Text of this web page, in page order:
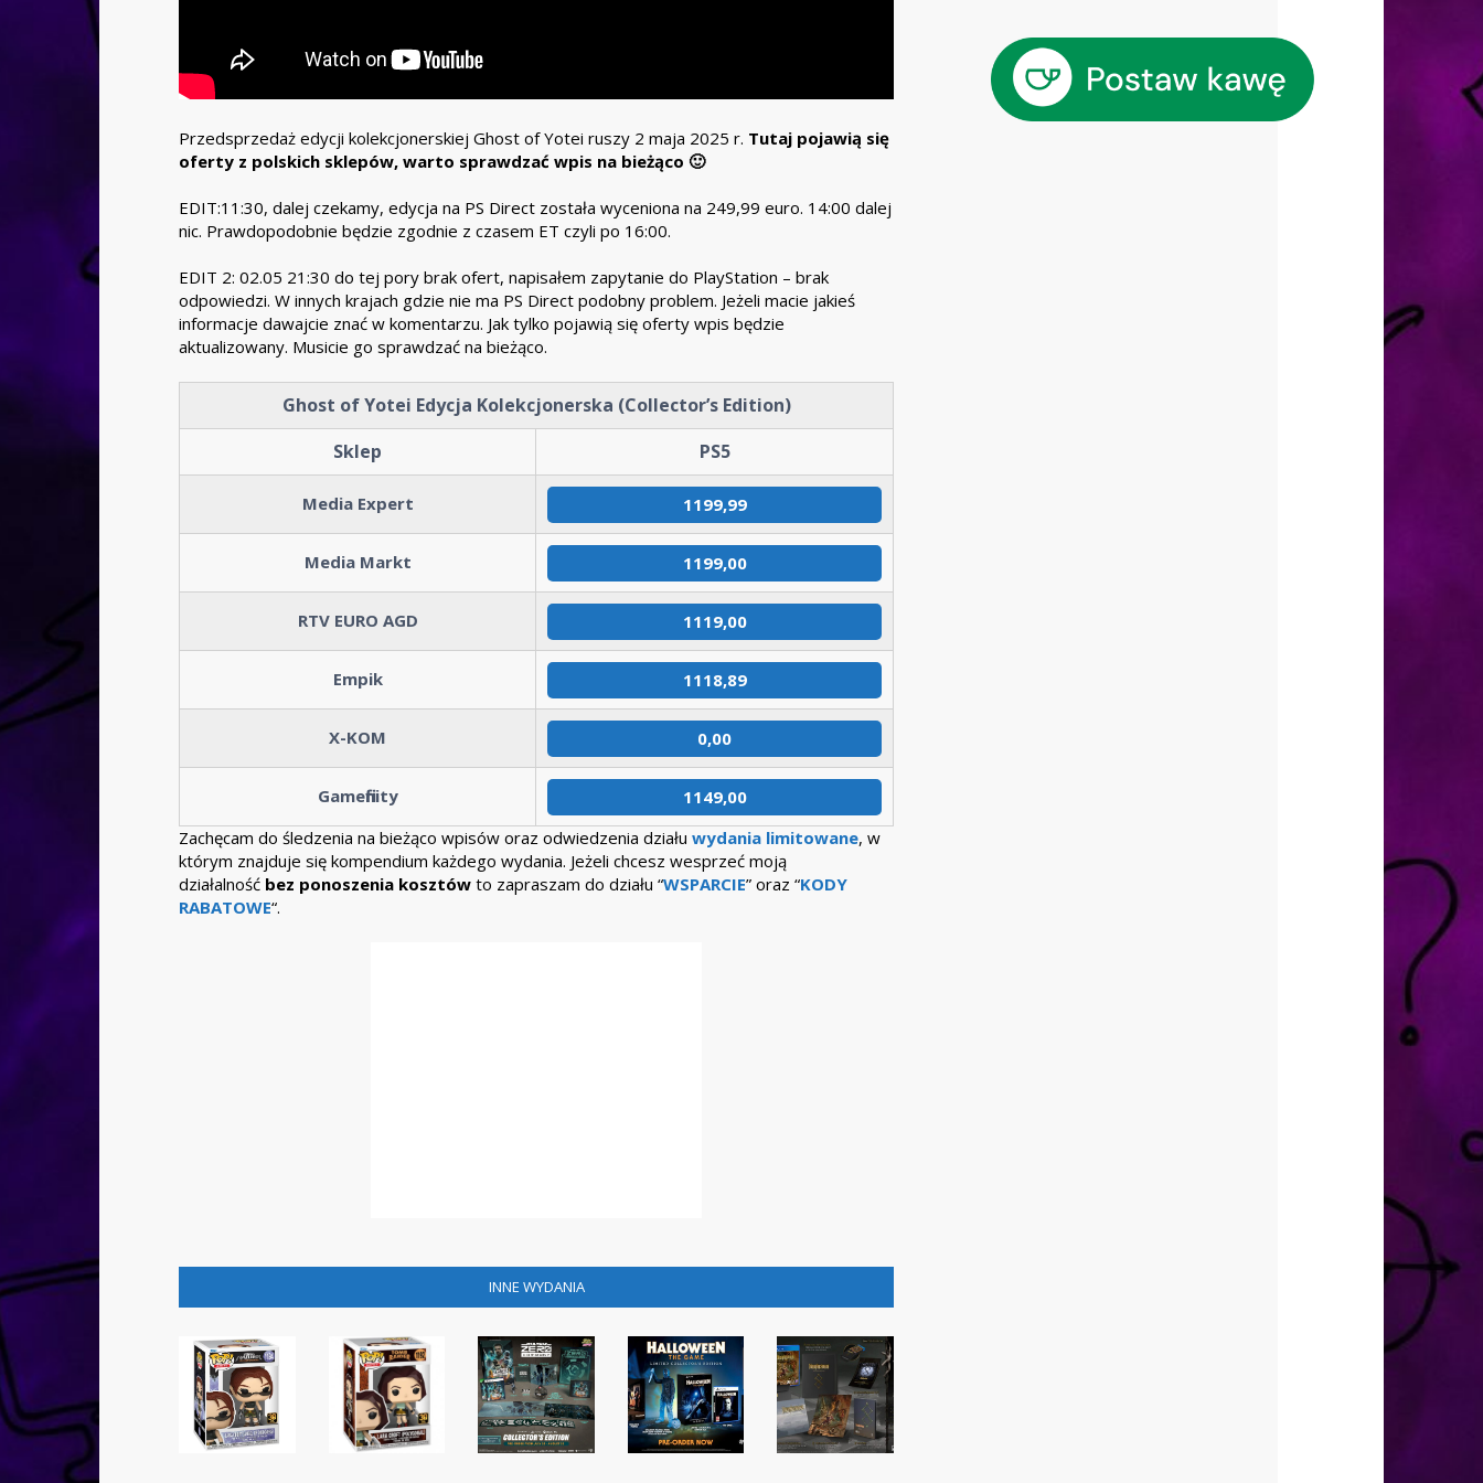
Przedsprzedaż edycji kolekcjonerskiej Ghost of Yotei ruszy 2 maja 2025 r. Tutaj pojawią się
oferty z polskich sklepów, warto sprawdzać wpis na bieżąco 🙂
EDIT:11:30, dalej czekamy, edycja na PS Direct została wyceniona na 249,99 euro. 14:00 dalej
nic. Prawdopodobnie będzie zgodnie z czasem ET czyli po 16:00.
EDIT 2: 02.05 21:30 do tej pory brak ofert, napisałem zapytanie do PlayStation – brak
odpowiedzi. W innych krajach gdzie nie ma PS Direct podobny problem. Jeżeli macie jakieś
informacje dawajcie znać w komentarzu. Jak tylko pojawią się oferty wpis będzie
aktualizowany. Musicie go sprawdzać na bieżąco.
Ghost of Yotei Edycja Kolekcjonerska (Collector’s Edition)
Sklep
PS5
Media Expert 1199,99
Media Markt 1199,00
RTV EURO AGD 1119,00
Empik 1118,89
X-KOM 0,00
Gamefinity
1149,00
Zachęcam do śledzenia na bieżąco wpisów oraz odwiedzenia działu wydania limitowane, w
którym znajduje się kompendium każdego wydania. Jeżeli chcesz wesprzeć moją
działalność bez ponoszenia kosztów to zapraszam do działu “WSPARCIE” oraz “KODY
RABATOWE“.
INNE WYDANIA